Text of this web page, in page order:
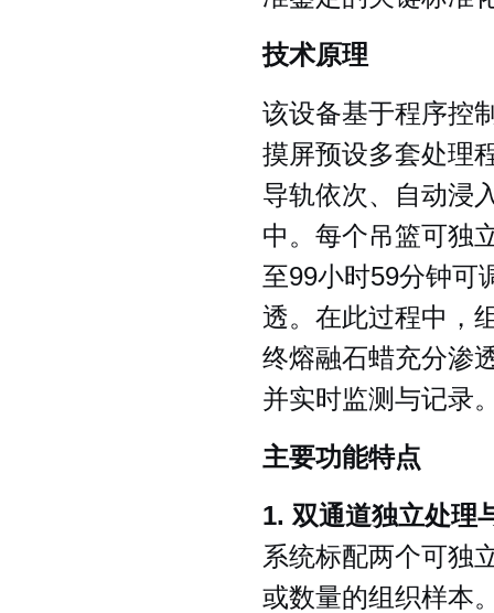
技术原理
该设备基于程序控
摸屏预设多套处理
导轨依次、自动浸
中。每个吊篮可独
至99小时59分钟可
透。在此过程中，
终熔融石蜡充分渗
并实时监测与记录
主要功能特点
1. 双通道独立处理
系统标配两个可独
或数量的组织样本